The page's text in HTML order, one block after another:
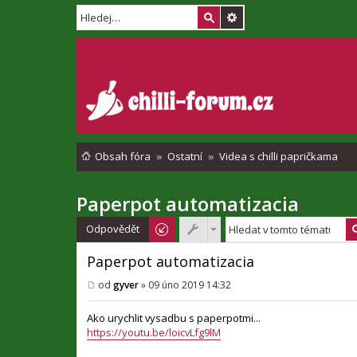
Obsah fóra Ostatní Videa s chilli papričkama
Paperpot automatizacia
Odpovědět
Paperpot automatizacia
ř
í
s
p
od gyver» 09 úno 2019 14:32
Ako urychlit vysadbu s paperpotmi...
https://youtu.be/loicvLfg9lM